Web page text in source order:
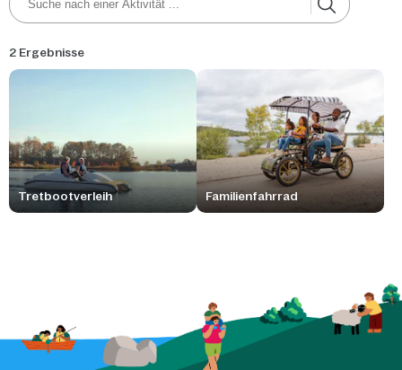
2 Ergebnisse
Tretbootverleih Familienfahrrad